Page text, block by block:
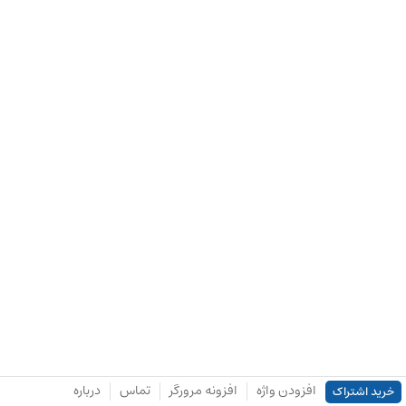
خرید اشتراک افزودن واژه افزونه مرورگر تماس درباره